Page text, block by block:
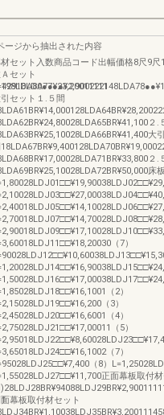
ージから抽出された内容
セット入数商品コード出幅価格8尺9尺
セット
セット１.５間
２.
大
２.
床
（7）
（2）
（3）
（4）
（5）
（7）
（8）
正面幕板取付
幕板取付材セット